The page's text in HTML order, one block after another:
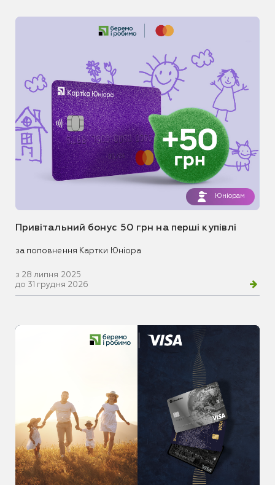
Юніорам
Привітальний бонус 50 грн на перші купівлі
за поповнення Картки Юніора
з 28 липня 2025
до 31 грудня 2026